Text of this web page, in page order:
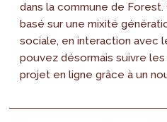
dans la commune de
basé sur une mixité
sociale, en interaction avec
pouvez désormais suivre
projet en ligne grâce à un